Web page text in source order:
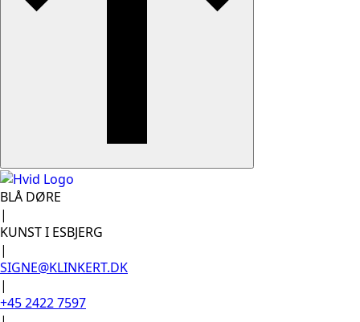
BLÅ DØRE
|
KUNST I ESBJERG
|
SIGNE@KLINKERT.DK
|
+45 2422 7597